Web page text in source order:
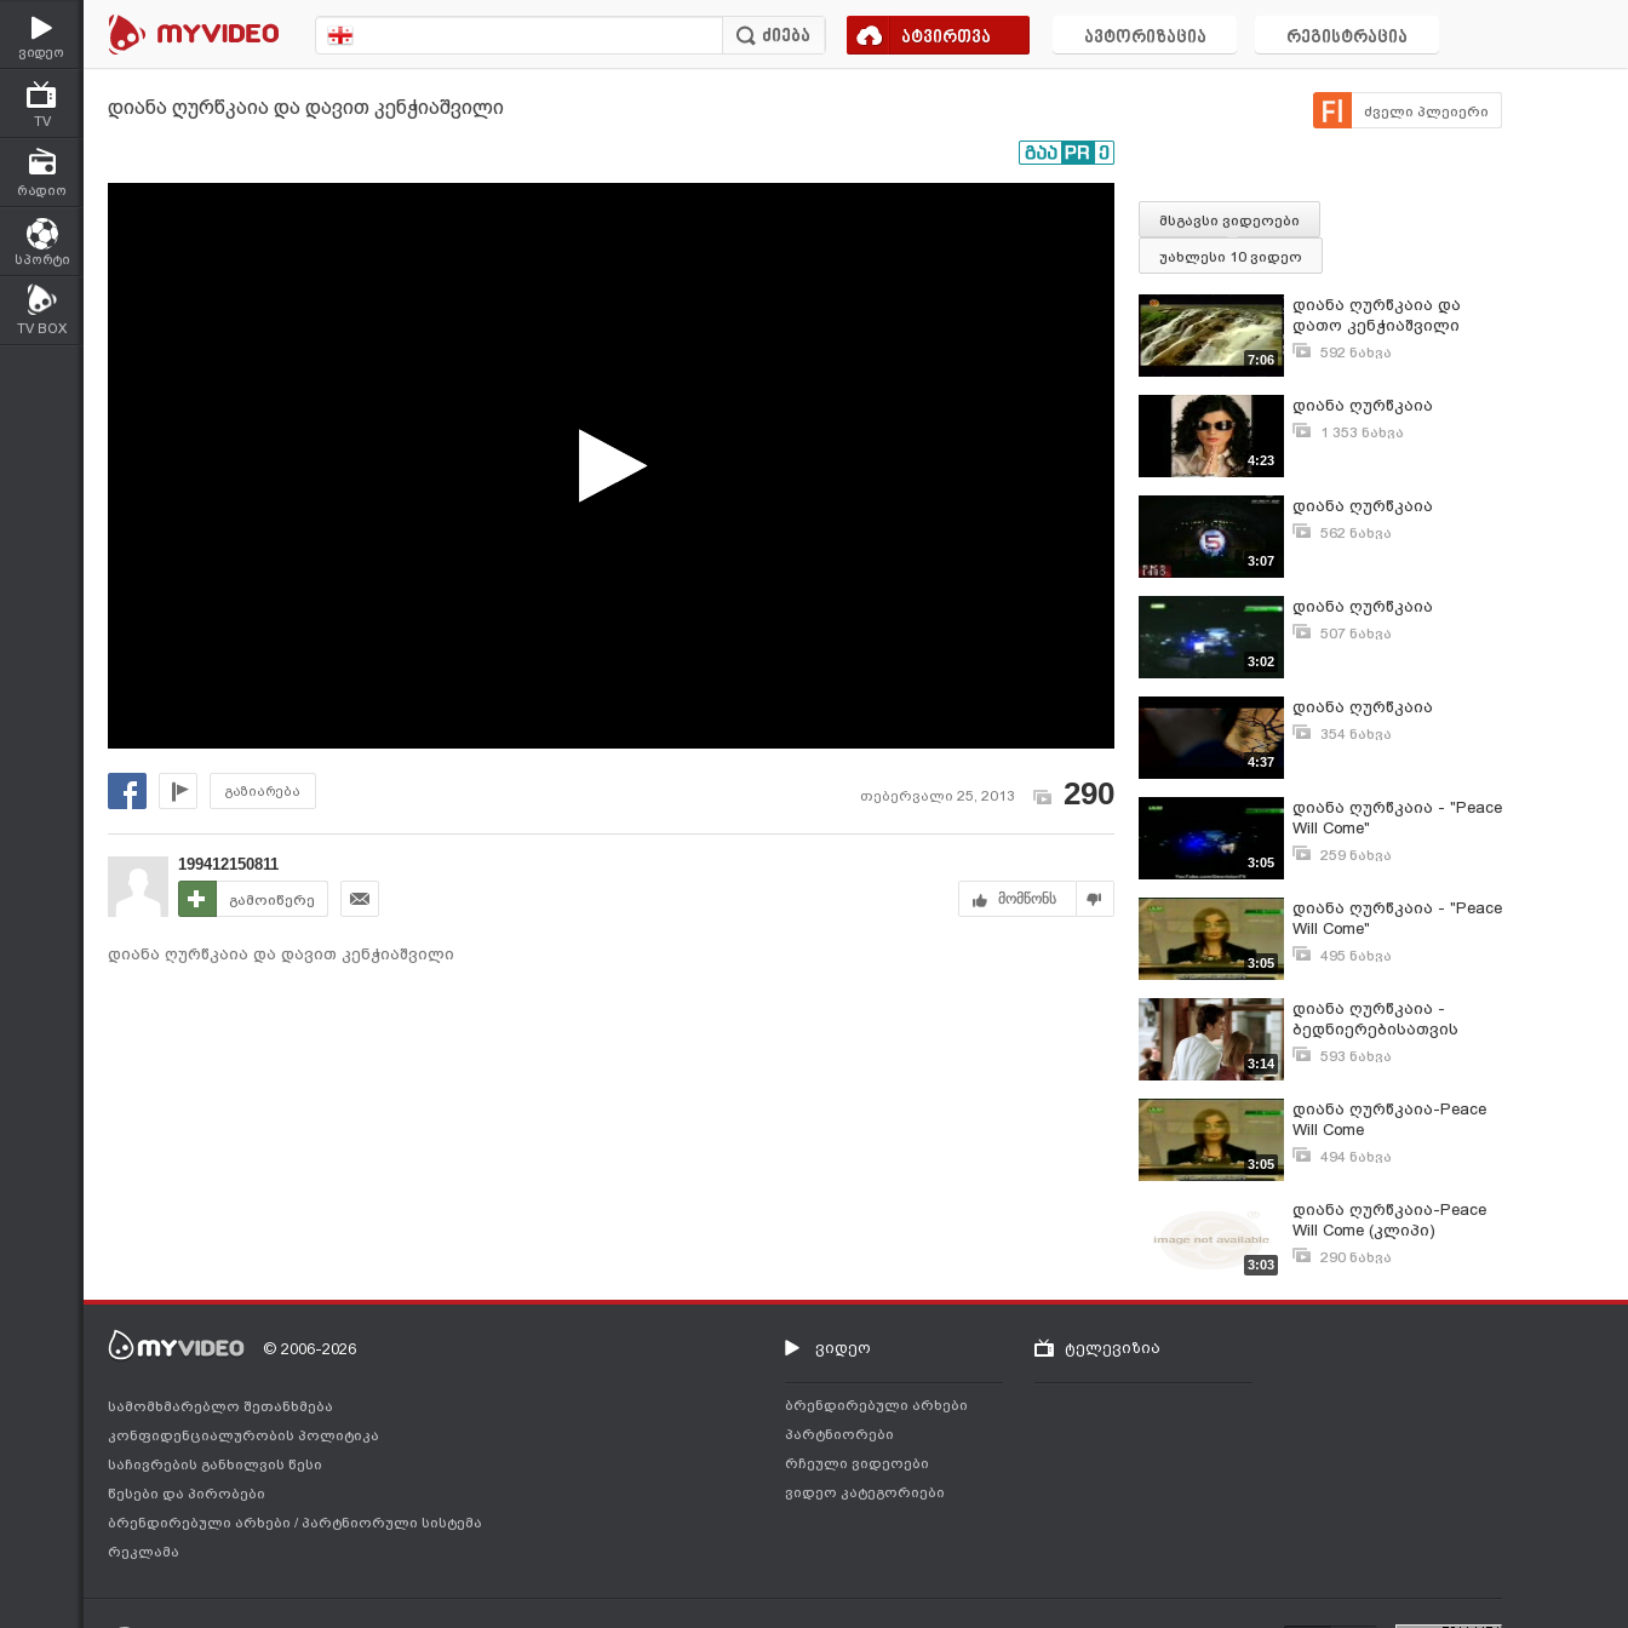
ვიდეო
TV
რადიო
სპორტი
TV BOX
ატვირთვა ავტორიზაცია რეგისტრაცია
დიანა ღურწკაია და დავით კენჭიაშვილი ძველი პლეიერი
გაზიარება თებერვალი 25, 2013 290
199412150811
გამოიწერე მომწონს
დიანა ღურწკაია და დავით კენჭიაშვილი
მსგავსი ვიდეოები
უახლესი 10 ვიდეო
7:06
დიანა ღურწკაია და
დათო კენჭიაშვილი
592 ნახვა
4:23
დიანა ღურწკაია
1 353 ნახვა
3:07
დიანა ღურწკაია
562 ნახვა
3:02
დიანა ღურწკაია
507 ნახვა
4:37
დიანა ღურწკაია
354 ნახვა
3:05
დიანა ღურწკაია - "Peace
Will Come"
259 ნახვა
3:05
დიანა ღურწკაია - "Peace
Will Come"
495 ნახვა
3:14
დიანა ღურწკაია -
ბედნიერებისათვის
593 ნახვა
3:05
დიანა ღურწკაია-Peace
Will Come
494 ნახვა
3:03
დიანა ღურწკაია-Peace
Will Come (კლიპი)
290 ნახვა
© 2006-2026
სამომხმარებლო შეთანხმება
კონფიდენციალურობის პოლიტიკა
საჩივრების განხილვის წესი
წესები და პირობები
ბრენდირებული არხები / პარტნიორული სისტემა
რეკლამა
ვიდეო
ბრენდირებული არხები
პარტნიორები
რჩეული ვიდეოები
ვიდეო კატეგორიები
ტელევიზია